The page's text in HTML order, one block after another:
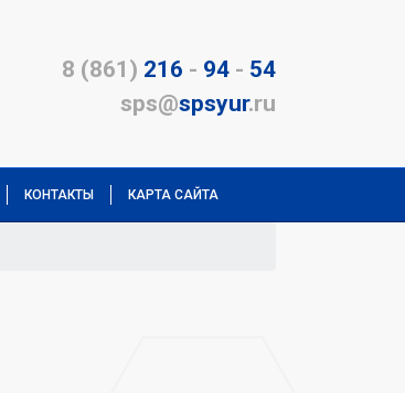
8 (861) 216 - 94 - 54
sps@spsyur.ru
КОНТАКТЫ КАРТА САЙТА